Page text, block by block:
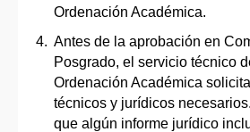
Ordenación Académica.
Antes de la aprobación en
Posgrado, el servicio técnico
Ordenación Académica
técnicos y jurídicos
que algún informe jurídico